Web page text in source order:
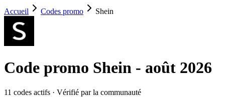
Accueil Codes promo Shein
Code promo Shein - août 2026
11 codes actifs · Vérifié par la communauté